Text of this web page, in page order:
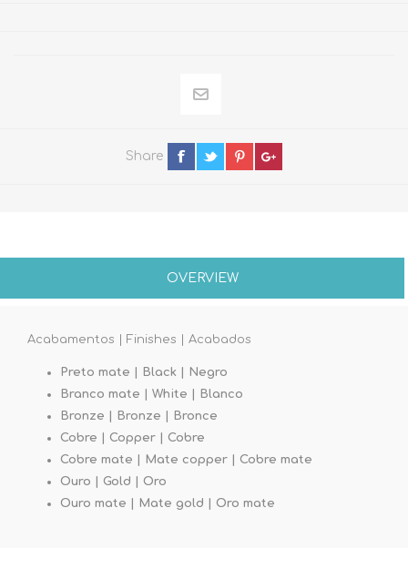
Share
OVERVIEW
Acabamentos | Finishes | Acabados
Preto mate | Black | Negro
Branco mate | White | Blanco
Bronze | Bronze | Bronce
Cobre | Copper | Cobre
Cobre mate | Mate copper | Cobre mate
Ouro | Gold | Oro
Ouro mate | Mate gold | Oro mate